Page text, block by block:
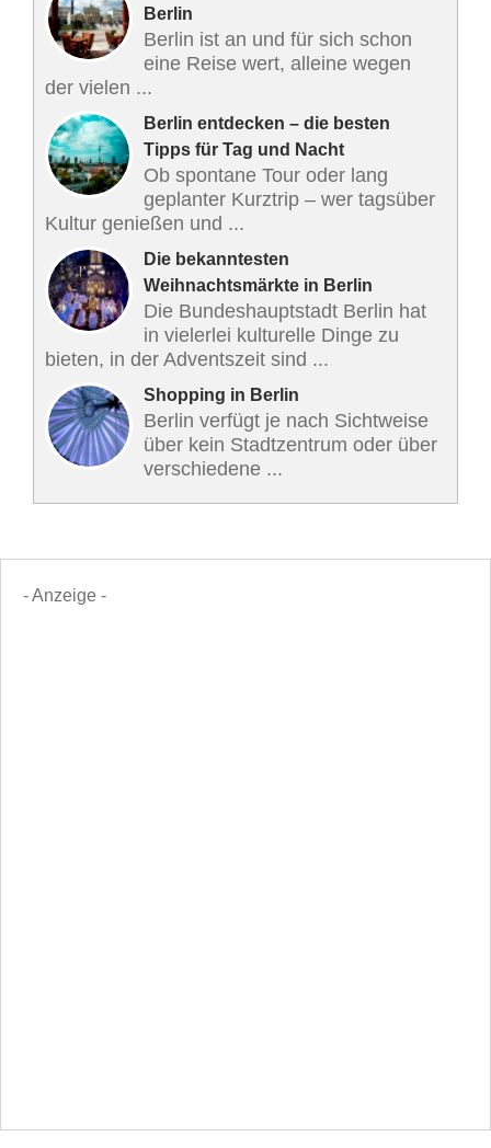
Berlin
Berlin ist an und für sich schon
eine Reise wert, alleine wegen
der vielen ...
Berlin entdecken – die besten
Tipps für Tag und Nacht
Ob spontane Tour oder lang
geplanter Kurztrip – wer tagsüber
Kultur genießen und ...
Die bekanntesten
Weihnachtsmärkte in Berlin
Die Bundeshauptstadt Berlin hat
in vielerlei kulturelle Dinge zu
bieten, in der Adventszeit sind ...
Shopping in Berlin
Berlin verfügt je nach Sichtweise
über kein Stadtzentrum oder über
verschiedene ...
- Anzeige -